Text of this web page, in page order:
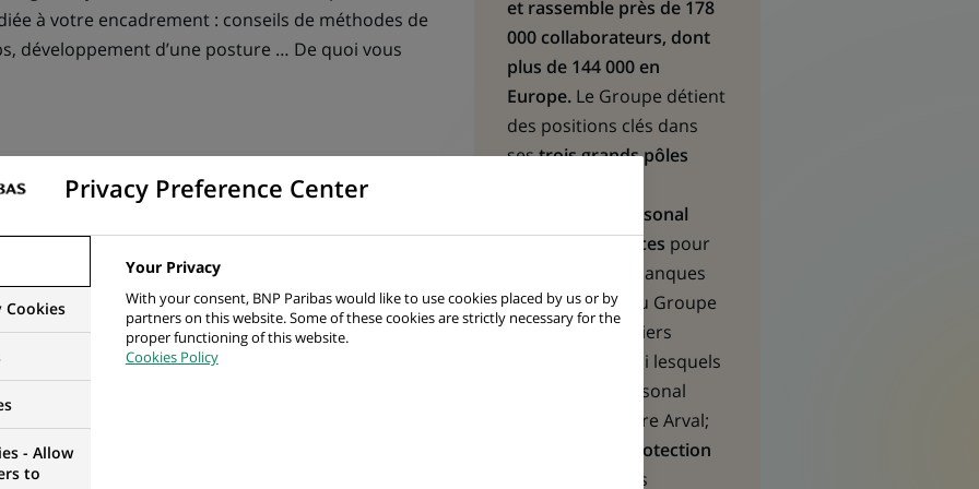
à votre encadrement : conseils de méthodes de
développement d’une posture … De quoi vous
DONNE QUOI ?
composée de 3 personnes, vous travaillerez
vous participerez notamment aux missions
système de production comptable :
des méthodes de travail et des outils,
et rassemble près de 178
000 collaborateurs, dont
plus de 144 000 en
Europe.Le Groupe détient
des positions clés dans
sestrois grands pôles
Commercial, Personal
Banking & Services pour
l’ensemble des banques
commerciales du Groupe
et plusieurs métiers
spécialisés parmi lesquels
BNP Paribas Personal
Finance ou encore Arval;
Investment & Protection
pour les
Privacy Preference Center
Cookies
- Allow
to
Your Privacy
With your consent, BNP Paribas would like to use cookies placed by us or by
partners on this website. Some of these cookies are strictly necessary for the
proper functioning of this website.
Cookies Policy